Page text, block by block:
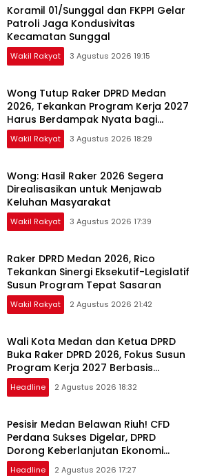
Koramil 01/Sunggal dan FKPPI Gelar
Patroli Jaga Kondusivitas
Kecamatan Sunggal
Wakil Rakyat 3 Agustus 2026 19:15
Wong Tutup Raker DPRD Medan
2026, Tekankan Program Kerja 2027
Harus Berdampak Nyata bagi
Masyarakat
Wakil Rakyat 3 Agustus 2026 18:29
Wong: Hasil Raker 2026 Segera
Direalisasikan untuk Menjawab
Keluhan Masyarakat
Wakil Rakyat 3 Agustus 2026 17:39
Raker DPRD Medan 2026, Rico
Tekankan Sinergi Eksekutif-Legislatif
Susun Program Tepat Sasaran
Wakil Rakyat 2 Agustus 2026 21:42
Wali Kota Medan dan Ketua DPRD
Buka Raker DPRD 2026, Fokus Susun
Program Kerja 2027 Berbasis
Digitalisasi dan Inovasi
Headline 2 Agustus 2026 18:32
Pesisir Medan Belawan Riuh! CFD
Perdana Sukses Digelar, DPRD
Dorong Keberlanjutan Ekonomi
Warga
Headline 2 Agustus 2026 17:27